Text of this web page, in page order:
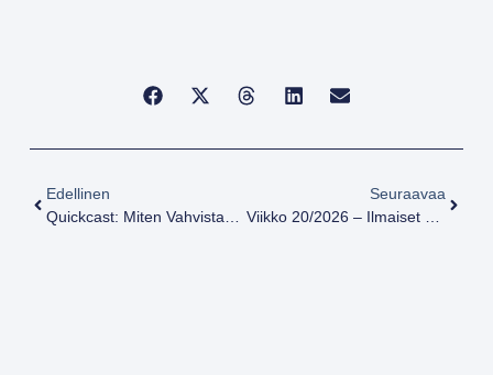
Edellinen
Seuraavaa